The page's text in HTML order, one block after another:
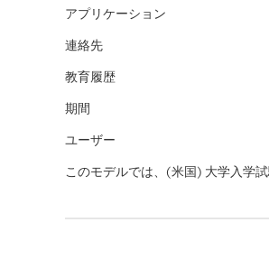
アプリケーション
連絡先
教育履歴
期間
ユーザー
このモデルでは、(米国) 大学入学